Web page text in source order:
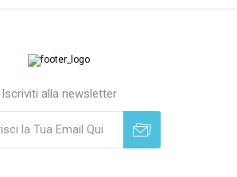
Iscriviti alla newsletter